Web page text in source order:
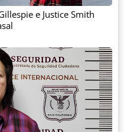
e Justice Smith